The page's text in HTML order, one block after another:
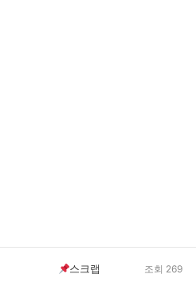
스크랩 조회 269